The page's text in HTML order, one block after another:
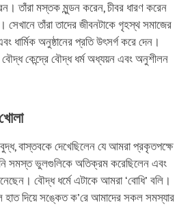
তাঁরা মস্তক মুন্ডন করেন, চীবর ধারণ করেন
তাঁরা তাদের জীবনটাকে গৃহস্থ সমাজের
ধার্মিক অনুষ্ঠানের প্রতি উৎসর্গ করে দেন।
কেন্দ্রে বৌদ্ধ ধর্ম অধ্যয়ন এবং অনুশীলন
বাস্তবকে দেখেছিলেন যে আমরা প্রকৃতপক্ষে
সমস্ত ভুলগুলিকে অতিক্রম করেছিলেন এবং
বৌদ্ধ ধর্মে এটাকে আমরা ‘বোধি’ বলি।
দিয়ে সঙ্কেত ক’রে আমাদের সকল সমস্যার